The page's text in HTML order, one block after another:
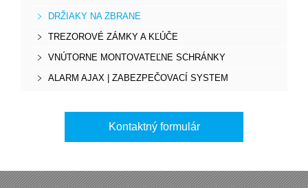
DRŽIAKY NA ZBRANE
TREZOROVÉ ZÁMKY A KĽÚČE
VNÚTORNE MONTOVATEĽNE SCHRÁNKY
ALARM AJAX | ZABEZPEČOVACÍ SYSTEM
Kontaktný formulár